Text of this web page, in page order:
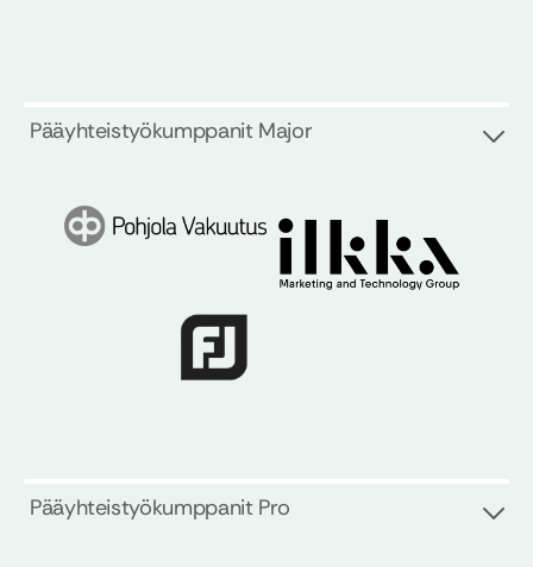
Pääyhteistyökumppanit Major
Pääyhteistyökumppanit Pro